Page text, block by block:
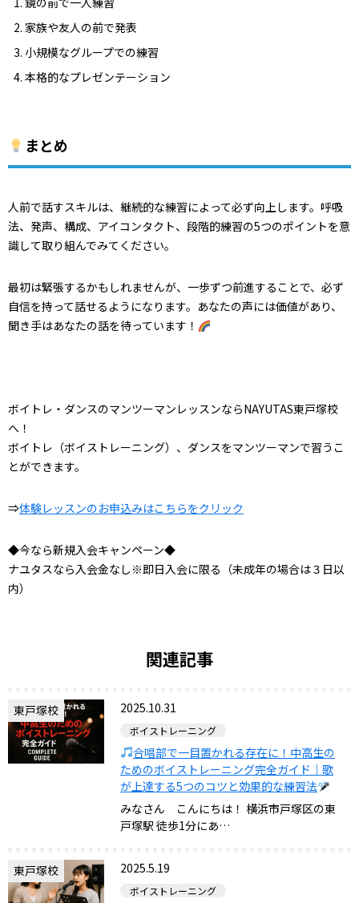
家族や友人の前で発表
小規模なグループでの練習
本格的なプレゼンテーション
まとめ
人前で話すスキルは、継続的な練習によって必ず向上します。呼吸
法、発声、構成、アイコンタクト、段階的練習の5つのポイントを意
識して取り組んでみてください。
最初は緊張するかもしれませんが、一歩ずつ前進することで、必ず
自信を持って話せるようになります。あなたの声には価値があり、
聞き手はあなたの話を待っています！
ボイトレ・ダンスのマンツーマンレッスンならNAYUTAS東戸塚校
へ！
ボイトレ（ボイストレーニング）、ダンスをマンツーマンで習うこ
とができます。
⇒体験レッスンのお申込みはこちらをクリック
◆今なら新規入会キャンペーン◆
ナユタスなら入会金なし※即日入会に限る（未成年の場合は３日以
内）
関連記事
東戸塚校 2025.10.31
ボイストレーニング
合唱部で一目置かれる存在に！中高生の
ためのボイストレーニング完全ガイド｜歌
が上達する5つのコツと効果的な練習法
みなさん こんにちは！ 横浜市戸塚区の東
戸塚駅 徒歩1分にあ…
東戸塚校 2025.5.19
ボイストレーニング